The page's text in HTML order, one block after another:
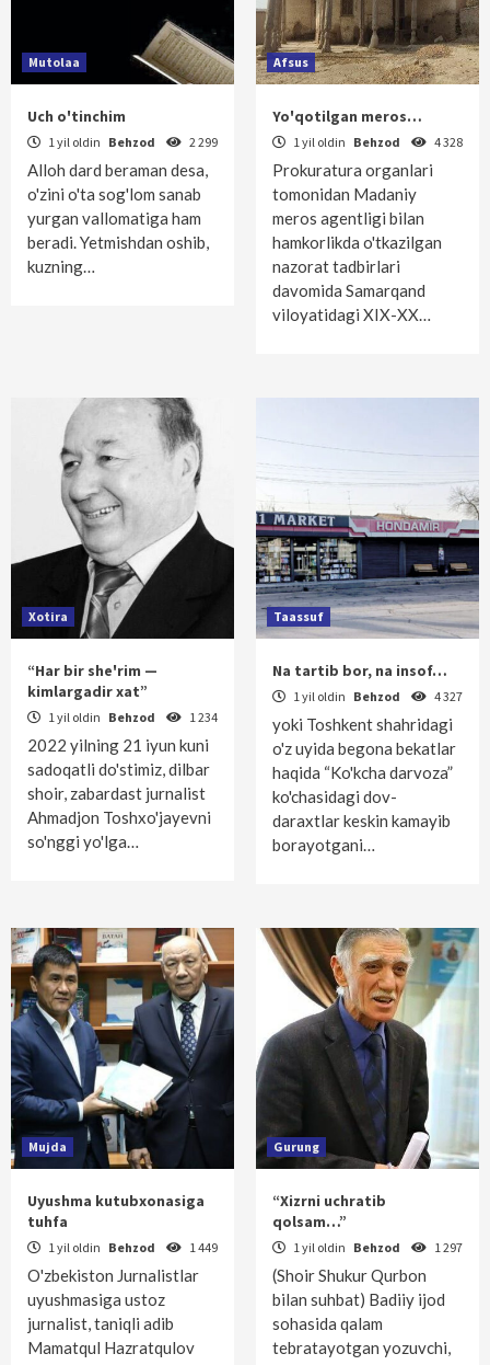
Mutolaa
Uch o'tinchim
1 yil oldin Behzod 2 299
Alloh dard beraman desa,
o'zini o'ta sog'lom sanab
yurgan vallomatiga ham
beradi. Yetmishdan oshib,
kuzning…
Afsus
Yo'qotilgan meros…
1 yil oldin Behzod 4 328
Prokuratura organlari
tomonidan Madaniy
meros agentligi bilan
hamkorlikda o'tkazilgan
nazorat tadbirlari
davomida Samarqand
viloyatidagi XIX-XX…
Xotira
“Har bir she'rim —
kimlargadir xat”
1 yil oldin Behzod 1 234
2022 yilning 21 iyun kuni
sadoqatli do'stimiz, dilbar
shoir, zabardast jurnalist
Ahmadjon Toshxo'jayevni
so'nggi yo'lga…
Taassuf
Na tartib bor, na insof…
1 yil oldin Behzod 4 327
yoki Toshkent shahridagi
o'z uyida begona bekatlar
haqida “Ko'kcha darvoza”
ko'chasidagi dov-
daraxtlar keskin kamayib
borayotgani…
Mujda
Uyushma kutubxonasiga
tuhfa
1 yil oldin Behzod 1 449
O'zbekiston Jurnalistlar
uyushmasiga ustoz
jurnalist, taniqli adib
Mamatqul Hazratqulov
Gurung
“Xizrni uchratib
qolsam…”
1 yil oldin Behzod 1 297
(Shoir Shukur Qurbon
bilan suhbat) Badiiy ijod
sohasida qalam
tebratayotgan yozuvchi,